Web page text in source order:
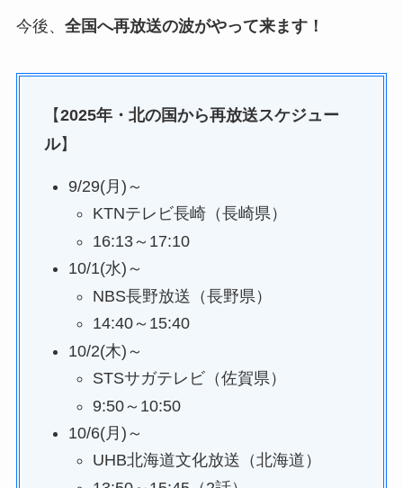
今後、 全国へ再放送の波がやって来ます！
【2025年・北の国から再放送スケジュー
ル】
9/29(月)～
KTNテレビ長崎（長崎県）
16:13～17:10
10/1(水)～
NBS長野放送（長野県）
14:40～15:40
10/2(木)～
STSサガテレビ（佐賀県）
9:50～10:50
10/6(月)～
UHB北海道文化放送（北海道）